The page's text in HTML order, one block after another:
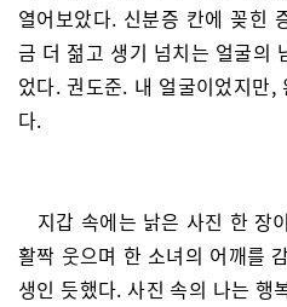
열어보았다. 신분증 칸에 꽂힌
금 더 젊고 생기 넘치는 얼굴의
었다. 권도준. 내 얼굴이었지만,
다.
지갑 속에는 낡은 사진 한 장
활짝 웃으며 한 소녀의 어깨를
생인 듯했다. 사진 속의 나는 행